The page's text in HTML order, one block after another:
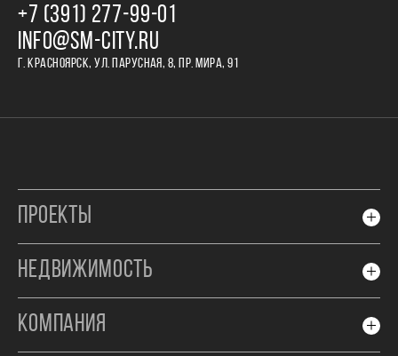
+7 (391) 277‒99‒01
INFO@SM-CITY.RU
Г. КРАСНОЯРСК, УЛ. ПАРУСНАЯ, 8, ПР. МИРА, 91
ПРОЕКТЫ
НЕДВИЖИМОСТЬ
КОМПАНИЯ